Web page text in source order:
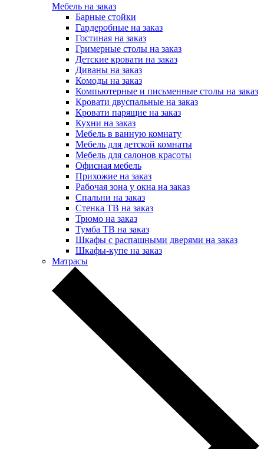
Мебель на заказ
Барные стойки
Гардеробные на заказ
Гостиная на заказ
Гримерные столы на заказ
Детские кровати на заказ
Диваны на заказ
Комоды на заказ
Компьютерные и письменные столы на заказ
Кровати двуспальные на заказ
Кровати парящие на заказ
Кухни на заказ
Мебель в ванную комнату
Мебель для детской комнаты
Мебель для салонов красоты
Офисная мебель
Прихожие на заказ
Рабочая зона у окна на заказ
Спальни на заказ
Стенка ТВ на заказ
Трюмо на заказ
Тумба ТВ на заказ
Шкафы с распашными дверями на заказ
Шкафы-купе на заказ
Матрасы